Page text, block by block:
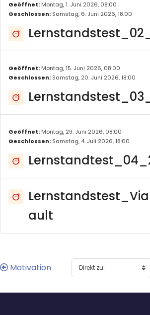
Geöffnet: Montag, 1. Juni 2026, 08:00
Geschlossen: Samstag, 6. Juni 2026, 18:00
Geöffnet: Montag, 15. Juni 2026, 08:00
Geschlossen: Samstag, 20. Juni 2026, 18:00
Geöffnet: Montag, 29. Juni 2026, 08:00
Geschlossen: Samstag, 4. Juli 2026, 18:00
ault
Motivation